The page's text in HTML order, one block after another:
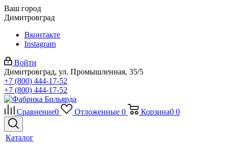
Ваш город
Димитровград
Вконтакте
Instagram
Войти
Димитровград, ул. Промышленная, 35/5
+7 (800) 444-17-52
+7 (800) 444-17-52
Сравнение0 Отложенные 0 Корзина0 0
Каталог